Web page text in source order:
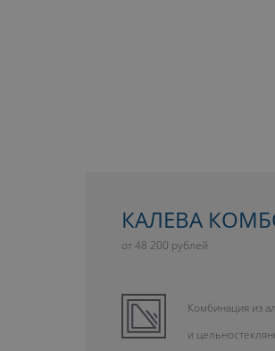
КАЛЕВА
от 48 200 рублей
Комбинация из
и